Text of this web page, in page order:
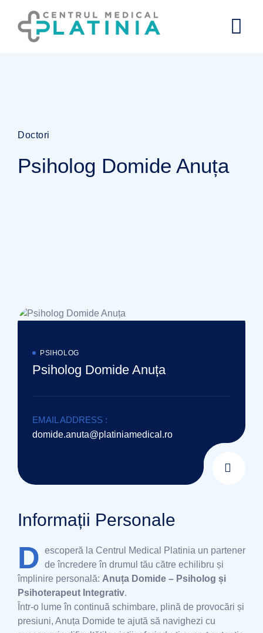
Doctori
Psiholog Domide Anuța
PSIHOLOG
Psiholog Domide Anuța
EMAIL ADDRESS :
domide.anuta@platiniamedical.ro
Informații Personale
D escoperă la Centrul Medical Platinia un partener
de încredere în drumul tău către echilibru și
împlinire personală: Anuța Domide – Psiholog și
Psihoterapeut Integrativ.
Într-o lume în continuă schimbare, plină de provocări și
presiuni, Anuța Domide te ajută să navighezi cu